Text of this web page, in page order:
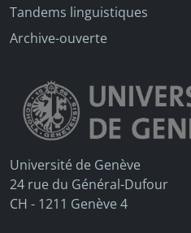
Tandems linguistiques
Archive-ouverte
Université de Genève
24 rue du Général-Dufour
CH - 1211 Genève 4